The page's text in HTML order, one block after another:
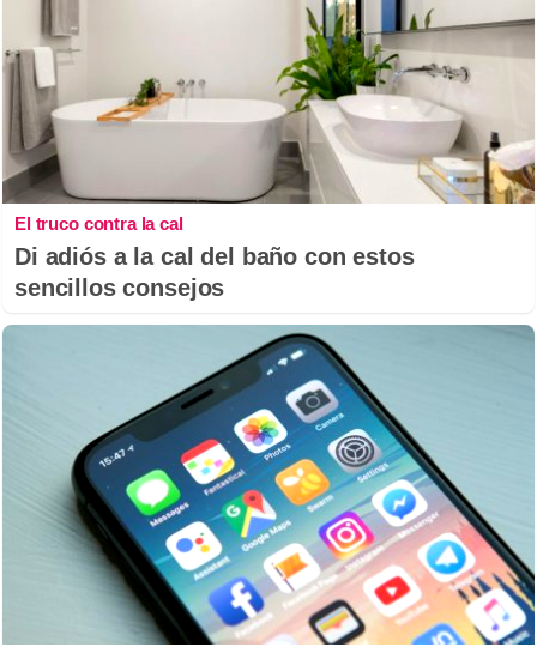
El truco contra la cal
Di adiós a la cal del baño con estos
sencillos consejos